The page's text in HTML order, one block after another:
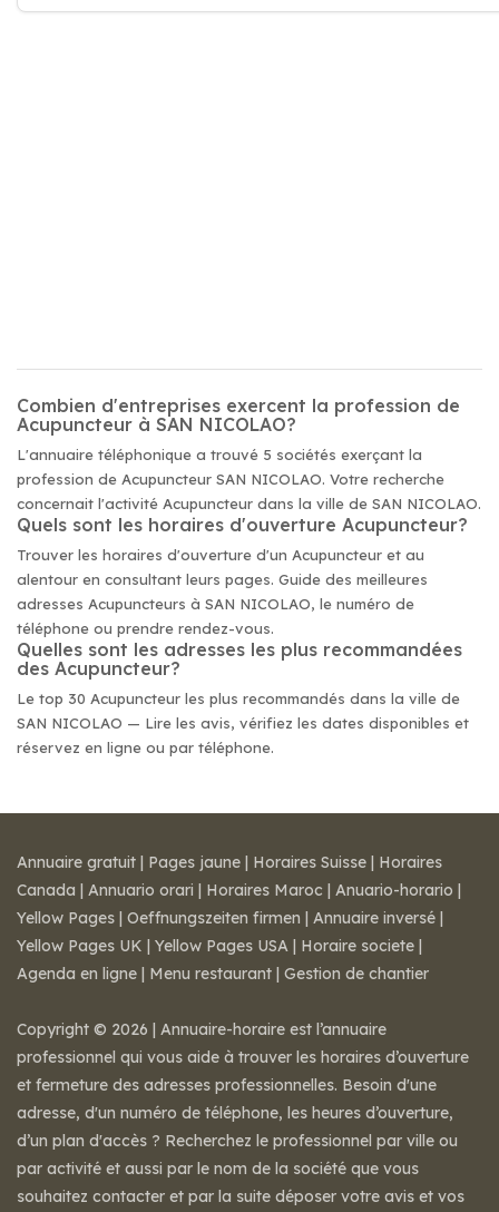
Combien d'entreprises exercent la profession de
Acupuncteur à SAN NICOLAO?
L'annuaire téléphonique a trouvé 5 sociétés exerçant la
profession de Acupuncteur SAN NICOLAO. Votre recherche
concernait l'activité Acupuncteur dans la ville de SAN NICOLAO.
Quels sont les horaires d'ouverture Acupuncteur?
Trouver les horaires d'ouverture d'un Acupuncteur et au
alentour en consultant leurs pages. Guide des meilleures
adresses Acupuncteurs à SAN NICOLAO, le numéro de
téléphone ou prendre rendez-vous.
Quelles sont les adresses les plus recommandées
des Acupuncteur?
Le top 30 Acupuncteur les plus recommandés dans la ville de
SAN NICOLAO — Lire les avis, vérifiez les dates disponibles et
réservez en ligne ou par téléphone.
Annuaire gratuit | Pages jaune | Horaires Suisse | Horaires
Canada | Annuario orari | Horaires Maroc | Anuario-horario |
Yellow Pages | Oeffnungszeiten firmen | Annuaire inversé |
Yellow Pages UK | Yellow Pages USA | Horaire societe |
Agenda en ligne | Menu restaurant | Gestion de chantier
Copyright © 2026 | Annuaire-horaire est l’annuaire
professionnel qui vous aide à trouver les horaires d’ouverture
et fermeture des adresses professionnelles. Besoin d'une
adresse, d'un numéro de téléphone, les heures d’ouverture,
d’un plan d'accès ? Recherchez le professionnel par ville ou
par activité et aussi par le nom de la société que vous
souhaitez contacter et par la suite déposer votre avis et vos